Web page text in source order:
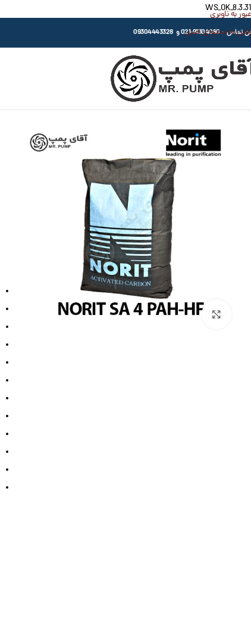
WS_OK_8.3.31
عبور به ناوبری
رفتن به محتوای اصلی
: 91304080-021 و 09304443328
بزرگنمایی تصویر